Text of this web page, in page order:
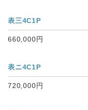
表三4C1P
660,000円
表ニ4C1P
720,000円